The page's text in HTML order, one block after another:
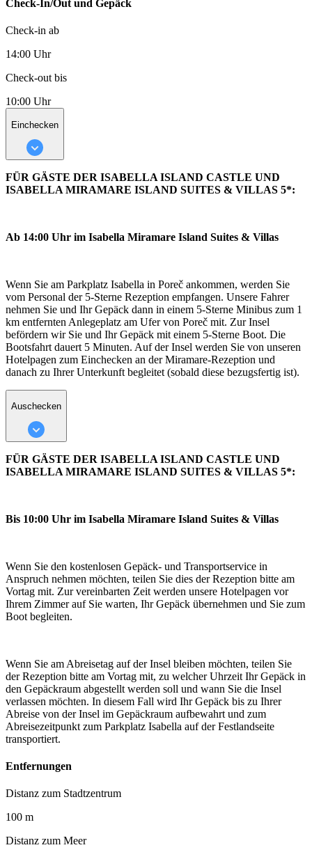
Check-In/Out und Gepäck
Check-in ab
14:00 Uhr
Check-out bis
10:00 Uhr
Einchecken
FÜR GÄSTE DER ISABELLA ISLAND CASTLE UND
ISABELLA MIRAMARE ISLAND SUITES & VILLAS 5*:
Ab 14:00 Uhr im Isabella Miramare Island Suites & Villas
Wenn Sie am Parkplatz Isabella in Poreč ankommen, werden Sie
vom Personal der 5-Sterne Rezeption empfangen. Unsere Fahrer
nehmen Sie und Ihr Gepäck dann in einem 5-Sterne Minibus zum 1
km entfernten Anlegeplatz am Ufer von Poreč mit. Zur Insel
befördern wir Sie und Ihr Gepäck mit einem 5-Sterne Boot. Die
Bootsfahrt dauert 5 Minuten. Auf der Insel werden Sie von unseren
Hotelpagen zum Einchecken an der Miramare-Rezeption und
danach zu Ihrer Unterkunft begleitet (sobald diese bezugsfertig ist).
Auschecken
FÜR GÄSTE DER ISABELLA ISLAND CASTLE UND
ISABELLA MIRAMARE ISLAND SUITES & VILLAS 5*:
Bis 10:00 Uhr im Isabella Miramare Island Suites & Villas
Wenn Sie den kostenlosen Gepäck- und Transportservice in
Anspruch nehmen möchten, teilen Sie dies der Rezeption bitte am
Vortag mit. Zur vereinbarten Zeit werden unsere Hotelpagen vor
Ihrem Zimmer auf Sie warten, Ihr Gepäck übernehmen und Sie zum
Boot begleiten.
Wenn Sie am Abreisetag auf der Insel bleiben möchten, teilen Sie
der Rezeption bitte am Vortag mit, zu welcher Uhrzeit Ihr Gepäck in
den Gepäckraum abgestellt werden soll und wann Sie die Insel
verlassen möchten. In diesem Fall wird Ihr Gepäck bis zu Ihrer
Abreise von der Insel im Gepäckraum aufbewahrt und zum
Abreisezeitpunkt zum Parkplatz Isabella auf der Festlandseite
transportiert.
Entfernungen
Distanz zum Stadtzentrum
100 m
Distanz zum Meer